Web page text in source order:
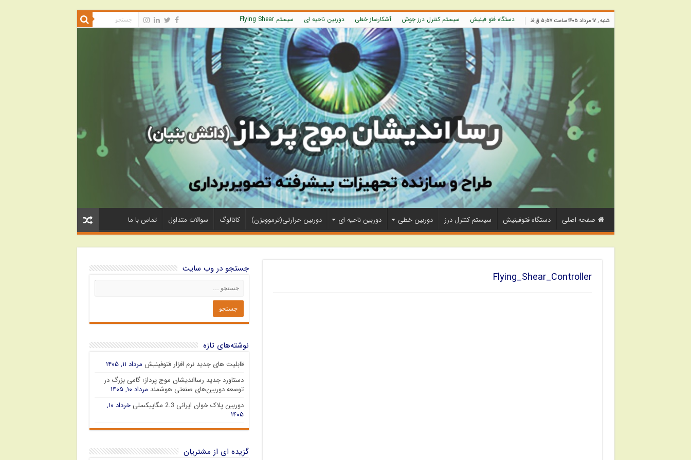
شنبه , ۱۷ مرداد ۱۴۰۵ ساعت ۵:۵۷ ق.ظ دستگاه فتو فینیش سیستم کنترل درز جوش آشکارساز خطی دوربین ناحیه ای سیستم Flying Shear
صفحه اصلی دستگاه فتوفینیش سیستم کنترل درز دوربین خطی دوربین ناحیه ای دوربین حرارتی(ترموویژن) کاتالوگ سوالات متداول تماس با ما
Flying_Shear_Controller
جستجو در وب سایت
نوشته‌های تازه
قابلیت های جدید نرم افزار فتوفینیش مرداد ۱۱, ۱۴۰۵
دستاورد جدید رسااندیشان موج پرداز؛ گامی بزرگ در
توسعه دوربین‌های صنعتی هوشمند مرداد ۱۰, ۱۴۰۵
دوربین پلاک خوان ایرانی 2.3 مگاپیکسلی
خرداد ۱۰,
۱۴۰۵
گزیده ای از مشتریان